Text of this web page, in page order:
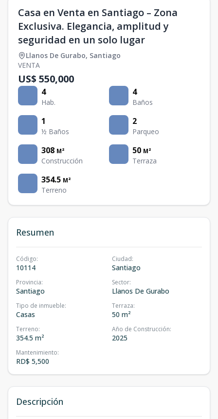
Casa en Venta en Santiago – Zona
Exclusiva. Elegancia, amplitud y
seguridad en un solo lugar
Llanos De Gurabo, Santiago
VENTA
US$ 550,000
4
Hab.
4
Baños
1
½ Baños
2
Parqueo
308 M²
Construcción
50 M²
Terraza
354.5 M²
Terreno
Resumen
Código:
10114
Ciudad:
Santiago
Provincia:
Santiago
Sector:
Llanos De Gurabo
Tipo de inmueble:
Casas
Terraza:
50 m²
Terreno:
354.5 m²
Año de Construcción:
2025
Mantenimiento:
RD$ 5,500
Descripción